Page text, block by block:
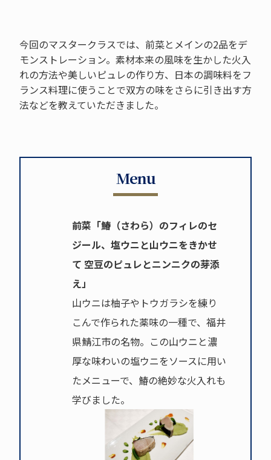
今回のマスタークラスでは、前菜とメインの2品をデ
モンストレーション。素材本来の風味を生かした火入
れの方法や美しいピュレの作り方、日本の調味料をフ
ランス料理に使うことで双方の味をさらに引き出す方
法などを教えていただきました。
Menu
前菜「鰆（さわら）のフィレのセ
ジール、塩ウニと山ウニをきかせ
て 空豆のピュレとニンニクの芽添
え」
山ウニは柚子やトウガラシを練り
こんで作られた薬味の一種で、福井
県鯖江市の名物。この山ウニと濃
厚な味わいの塩ウニをソースに用い
たメニューで、鰆の絶妙な火入れも
学びました。